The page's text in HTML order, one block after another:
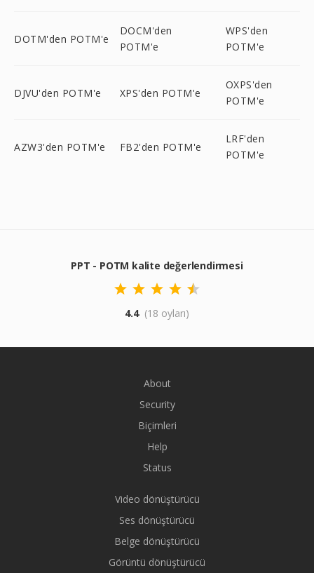
DOTM'den POTM'e
DOCM'den
POTM'e
WPS'den
POTM'e
DJVU'den POTM'e XPS'den POTM'e
OXPS'den
POTM'e
AZW3'den POTM'e FB2'den POTM'e
LRF'den
POTM'e
PPT - POTM kalite değerlendirmesi
4.4 (18 oyları)
About
Security
Biçimleri
Help
Status
Video dönüştürücü
Ses dönüştürücü
Belge dönüştürücü
Görüntü dönüştürücü